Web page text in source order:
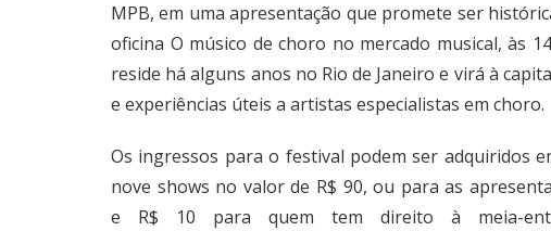
MPB, em uma apresentação que promete ser
oficina O músico de choro no mercado musical, às
reside há alguns anos no Rio de Janeiro e virá à
e experiências úteis a artistas especialistas em choro.
Os ingressos para o festival podem ser adquiridos
nove shows no valor de R$ 90, ou para as
e R$ 10 para quem tem direito à meia-